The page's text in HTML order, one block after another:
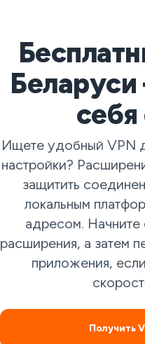
Ищете удобный VPN
настройки?
защитить
локальным
адресом. Начните
расширения, а затем
приложения,
Получить